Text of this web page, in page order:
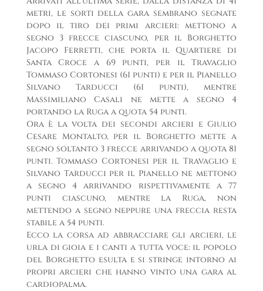
metri, le sorti della gara sembrano segnate
dopo il tiro dei primi arcieri: mettono a
segno 3 frecce ciascuno, per il Borghetto
Jacopo Ferretti, che porta il Quartiere di
Santa Croce a 69 punti, per il Travaglio
Tommaso Cortonesi (61 punti) e per il Pianello
Silvano Tarducci (61 punti), mentre
Massimiliano Casali ne mette a segno 4
portando la Ruga a quota 54 punti.
Ora è la volta dei secondi arcieri e Giulio
Cesare Montalto, per il Borghetto mette a
segno soltanto 3 frecce arrivando a quota 81
punti. Tommaso Cortonesi per il Travaglio e
Silvano Tarducci per il Pianello ne mettono
a segno 4 arrivando rispettivamente a 77
punti ciascuno, mentre la Ruga, non
mettendo a segno neppure una freccia resta
stabile a 54 punti.
Ecco la corsa ad abbracciare gli arcieri, le
urla di gioia e i canti a tutta voce: il popolo
del Borghetto esulta e si stringe intorno ai
propri arcieri che hanno vinto una gara al
cardiopalma.